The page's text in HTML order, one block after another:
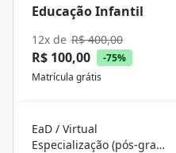
Educação Infantil
12x de R$ 400,00
R$ 100,00
-75%
Matrícula grátis
EaD / Virtual
Especialização (pós-graduação)